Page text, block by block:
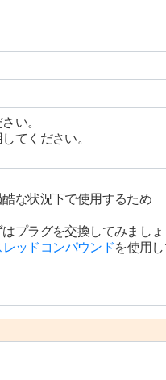
い。
てください。
な状況下で使用するため
プラグを交換してみましょ
レッドコンパウンドを使用し